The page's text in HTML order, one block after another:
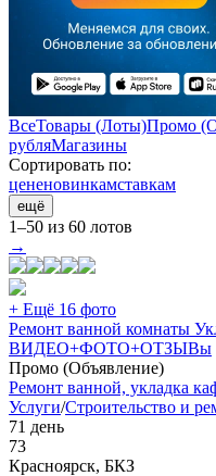
ВсеТовары (Лоты)Промо
рубляМагазины
Сортировать по:
цененовинкамставкам
ещё
1–50 из 60 лотов
→
+ Ещё 16 фото
Ремонт ванной комнаты
ВИДЕО+ФОТО+ОТЗЫВы
Промо (Объявление)
Ремонт ванной, укладка
Услуги/Строительство и
71 день
73
Красноярск, БКЗ